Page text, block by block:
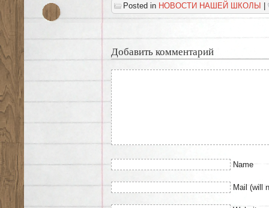
Posted in НОВОСТИ НАШЕЙ ШКОЛЫ
Добавить комментарий
Name
Mail (will